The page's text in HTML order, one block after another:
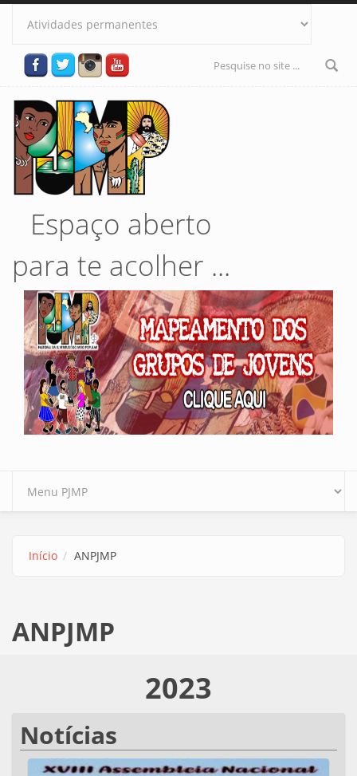
Pular para o conteúdo principal
Formulário
Espaço aberto
para te acolher ...
Início ANPJMP
ANPJMP
2023
Notícias